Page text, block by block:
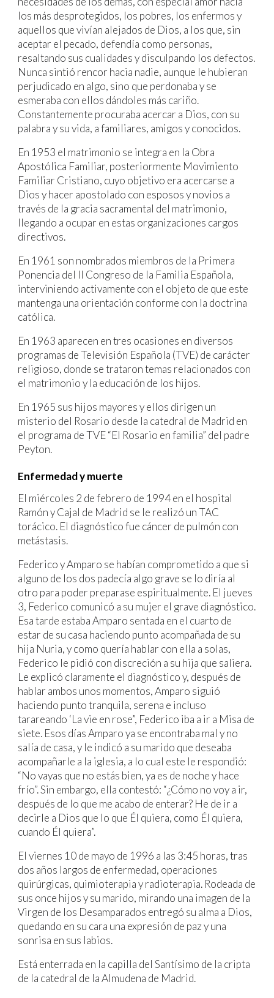
los más desprotegidos, los pobres, los enfermos y
aquellos que vivían alejados de Dios, a los que, sin
aceptar el pecado, defendía como personas,
resaltando sus cualidades y disculpando los defectos.
Nunca sintió rencor hacia nadie, aunque le hubieran
perjudicado en algo, sino que perdonaba y se
esmeraba con ellos dándoles más cariño.
Constantemente procuraba acercar a Dios, con su
palabra y su vida, a familiares, amigos y conocidos.
En 1953 el matrimonio se integra en la Obra
Apostólica Familiar, posteriormente Movimiento
Familiar Cristiano, cuyo objetivo era acercarse a
Dios y hacer apostolado con esposos y novios a
través de la gracia sacramental del matrimonio,
llegando a ocupar en estas organizaciones cargos
directivos.
En 1961 son nombrados miembros de la Primera
Ponencia del II Congreso de la Familia Española,
interviniendo activamente con el objeto de que este
mantenga una orientación conforme con la doctrina
católica.
En 1963 aparecen en tres ocasiones en diversos
programas de Televisión Española (TVE) de carácter
religioso, donde se trataron temas relacionados con
el matrimonio y la educación de los hijos.
En 1965 sus hijos mayores y ellos dirigen un
misterio del Rosario desde la catedral de Madrid en
el programa de TVE “El Rosario en familia” del padre
Peyton.
Enfermedad y muerte
El miércoles 2 de febrero de 1994 en el hospital
Ramón y Cajal de Madrid se le realizó un TAC
torácico. El diagnóstico fue cáncer de pulmón con
metástasis.
Federico y Amparo se habían comprometido a que si
alguno de los dos padecía algo grave se lo diría al
otro para poder preparase espiritualmente. El jueves
3, Federico comunicó a su mujer el grave diagnóstico.
Esa tarde estaba Amparo sentada en el cuarto de
estar de su casa haciendo punto acompañada de su
hija Nuria, y como quería hablar con ella a solas,
Federico le pidió con discreción a su hija que saliera.
Le explicó claramente el diagnóstico y, después de
hablar ambos unos momentos, Amparo siguió
haciendo punto tranquila, serena e incluso
tarareando ‘La vie en rose”, Federico iba a ir a Misa de
siete. Esos días Amparo ya se encontraba mal y no
salía de casa, y le indicó a su marido que deseaba
acompañarle a la iglesia, a lo cual este le respondió:
“No vayas que no estás bien, ya es de noche y hace
frío”. Sin embargo, ella contestó: “¿Cómo no voy a ir,
después de lo que me acabo de enterar? He de ir a
decirle a Dios que lo que Él quiera, como Él quiera,
cuando Él quiera”.
El viernes 10 de mayo de 1996 a las 3:45 horas, tras
dos años largos de enfermedad, operaciones
quirúrgicas, quimioterapia y radioterapia. Rodeada de
sus once hijos y su marido, mirando una imagen de la
Virgen de los Desamparados entregó su alma a Dios,
quedando en su cara una expresión de paz y una
sonrisa en sus labios.
Está enterrada en la capilla del Santísimo de la cripta
de la catedral de la Almudena de Madrid.